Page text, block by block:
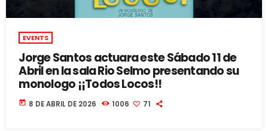
EVENTS
Jorge Santos actuara este Sábado 11 de
Abril en la sala Rio Selmo presentando su
monologo ¡¡Todos Locos!!
today 8 DE ABRIL DE 2026 1006 71